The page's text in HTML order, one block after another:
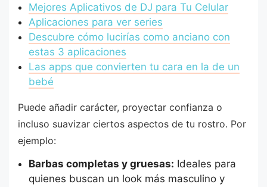
Mejores Aplicativos de DJ para Tu Celular
Aplicaciones para ver series
Descubre cómo lucirías como anciano con
estas 3 aplicaciones
Las apps que convierten tu cara en la de un
bebé
Puede añadir carácter, proyectar confianza o
incluso suavizar ciertos aspectos de tu rostro. Por
ejemplo:
Barbas completas y gruesas: Ideales para
quienes buscan un look más masculino y